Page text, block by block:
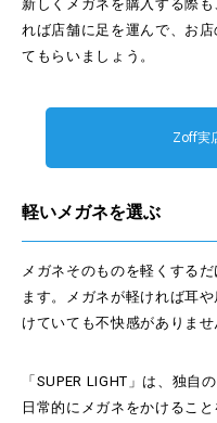
新しくメガネを購入する際
れば店舗に足を運んで、お
てもらいましょう。
Zoff実
軽いメガネを選ぶ
メガネそのものを軽くする
ます。メガネが軽ければ耳
けていても不快感がありませ
「SUPER LIGHT」は、独自
日常的にメガネをかけるこ